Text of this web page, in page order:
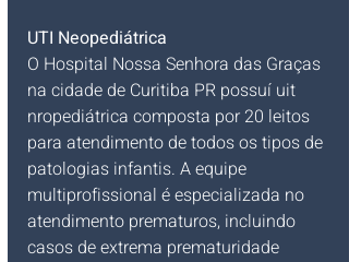
UTI Neopediátrica
O Hospital Nossa Senhora das Graças
na cidade de Curitiba PR possuí uit
nropediátrica composta por 20 leitos
para atendimento de todos os tipos de
patologias infantis. A equipe
multiprofissional é especializada no
atendimento prematuros, incluindo
casos de extrema prematuridade